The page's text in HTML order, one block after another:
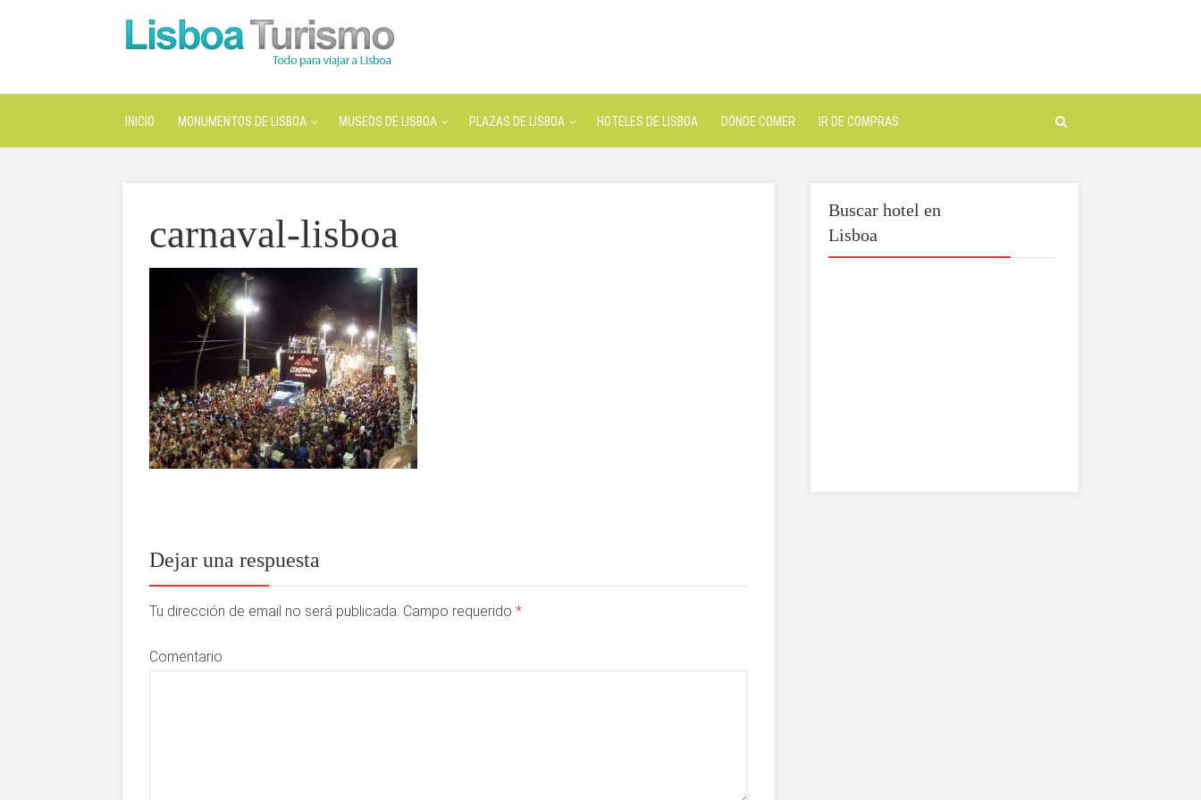
INICIO MONUMENTOS DE LISBOA MUSEOS DE LISBOA PLAZAS DE LISBOA HOTELES DE LISBOA DÓNDE COMER IR DE COMPRAS
carnaval-lisboa
Dejar una respuesta
Tu dirección de email no será publicada. Campo requerido *
Comentario
Buscar hotel en
Lisboa